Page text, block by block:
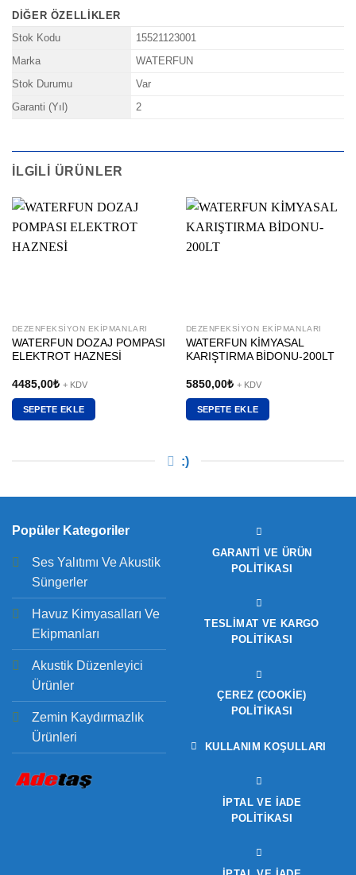
DIĞER ÖZELLIKLER
Stok Kodu
15521123001
Marka WATERFUN
Stok Durumu Var
Garanti (Yıl) 2
İLGILI ÜRÜNLER
DEZENFEKSIYON EKIPMANLARI
WATERFUN DOZAJ POMPASI
ELEKTROT HAZNESİ
4485,00₺ + KDV
SEPETE EKLE
DEZENFEKSIYON EKIPMANLARI
WATERFUN KİMYASAL
KARIŞTIRMA BİDONU-200LT
5850,00₺ + KDV
SEPETE EKLE
:)
Popüler Kategoriler
Ses Yalıtımı Ve Akustik
Süngerler
Havuz Kimyasalları Ve
Ekipmanları
Akustik Düzenleyici
Ürünler
Zemin Kaydırmazlık
Ürünleri
GARANTI VE ÜRÜN
POLITIKASI
TESLIMAT VE KARGO
POLITIKASI
ÇEREZ (COOKIE)
POLITIKASI
KULLANIM KOŞULLARI
İPTAL VE İADE
POLITIKASI